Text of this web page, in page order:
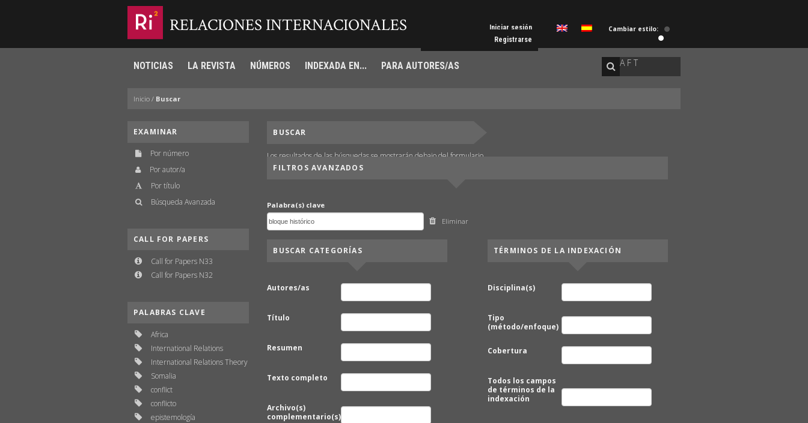
RELACIONES INTERNACIONALES
Iniciar sesión
Registrarse
Cambiar estilo:
NOTICIAS LA REVISTA NÚMEROS INDEXADA EN... PARA AUTORES/AS A F T
Inicio / Buscar
EXAMINAR
Por número
Por autor/a
Por título
Búsqueda Avanzada
CALL FOR PAPERS
Call for Papers N33
Call for Papers N32
PALABRAS CLAVE
Africa
International Relations
International Relations Theory
Somalia
conflict
conflicto
epistemología
BUSCAR
Los resultados de las búsquedas se mostrarán debajo del formulario.
FILTROS AVANZADOS
Palabra(s) clave
Eliminar
BUSCAR CATEGORÍAS
Autores/as
Título
Resumen
Texto completo
Archivo(s)
complementario(s)
TÉRMINOS DE LA INDEXACIÓN
Disciplina(s)
Tipo
(método/enfoque)
Cobertura
Todos los campos
de términos de la
indexación